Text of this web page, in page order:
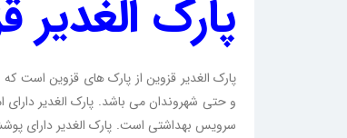
پارک الغدیر
و حتی شهروندان می باشد. پارک الغدیر دارای
سرویس بهداشتی است. پارک الغدیر دارای